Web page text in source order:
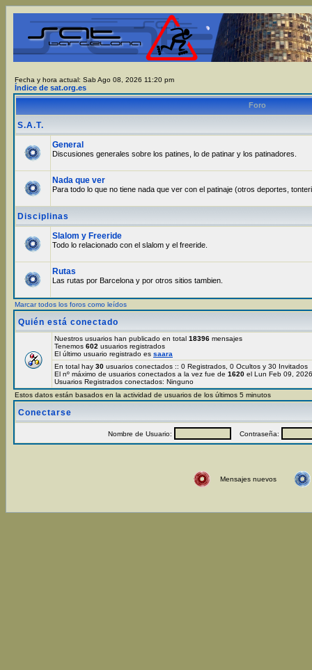
Fecha y hora actual: Sab Ago 08, 2026 11:20 pm
Índice de sat.org.es
Foro
S.A.T.
General
Discusiones generales sobre los patines, lo de patinar y los patinadores.
Nada que ver
Para todo lo que no tiene nada que ver con el patinaje (otros deportes,
Disciplinas
Slalom y Freeride
Todo lo relacionado con el slalom y el freeride.
Rutas
Las rutas por Barcelona y por otros sitios tambien.
Marcar todos los foros como leídos
Quién está conectado
Nuestros usuarios han publicado en total 18396 mensajes
Tenemos 602 usuarios registrados
El último usuario registrado es saara
En total hay 30 usuarios conectados :: 0 Registrados, 0 Ocultos y 30
El nº máximo de usuarios conectados a la vez fue de 1620 el Lun Feb 09,
Usuarios Registrados conectados: Ninguno
Estos datos están basados en la actividad de usuarios de los últimos 5 minutos
Conectarse
Nombre de Usuario: Contraseña:
Mensajes nuevos